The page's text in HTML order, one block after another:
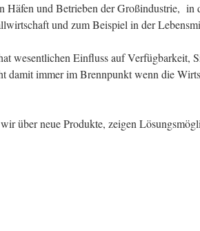
Häfen und Betrieben der Großindustrie, in
und zum Beispiel in der
wesentlichen Einfluss auf Verfügbarkeit,
damit immer im Brennpunkt wenn die
über neue Produkte, zeigen